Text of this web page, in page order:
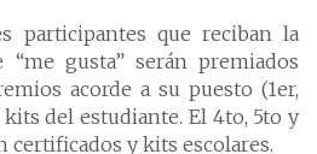
participantes que reciban la
“me gusta” serán premiados
acorde a su puesto (1er,
del estudiante. El 4to, 5to y
certificados y kits escolares.